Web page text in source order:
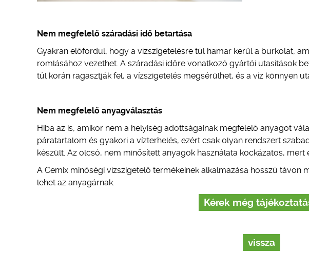
Nem megfelelő száradási idő betartása
Gyakran előfordul, hogy a vízszigetelésre túl hamar kerül a burkolat,
romlásához vezethet. A száradási időre vonatkozó gyártói utasítások
túl korán ragasztják fel, a vízszigetelés megsérülhet, és a víz könnyen
Nem megfelelő anyagválasztás
Hiba az is, amikor nem a helyiség adottságainak megfelelő anyagot
páratartalom és gyakori a vízterhelés, ezért csak olyan rendszert
készült. Az olcsó, nem minősített anyagok használata kockázatos, mert
A Cemix minőségi vízszigetelő termékeinek alkalmazása hosszú távon
lehet az anyagárnak.
Kérek még
vissza